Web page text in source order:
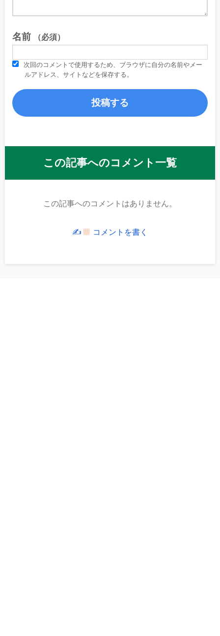
名前 （必須）
次回のコメントで使用するため、ブラウザに自分の名前やメー
ルアドレス、サイトなどを保存する。
この記事へのコメント一覧
この記事へのコメントはありません。
✍ コメントを書く